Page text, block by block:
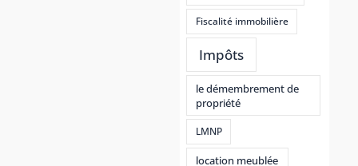
Fiscalité immobilière
Impôts
le démembrement de
propriété
LMNP
location meublée